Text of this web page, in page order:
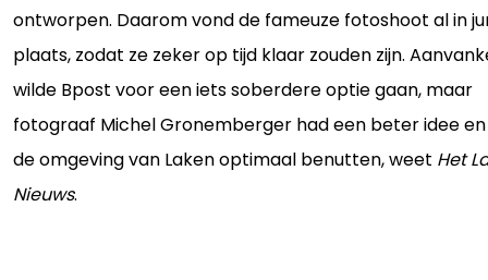
ontworpen. Daarom vond de fameuze fotoshoot al in
plaats, zodat ze zeker op tijd klaar zouden zijn.
wilde Bpost voor een iets soberdere optie gaan, maar
fotograaf Michel Gronemberger had een beter idee
de omgeving van Laken optimaal benutten, weet Het
Nieuws.